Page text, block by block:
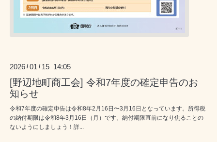
2026 /01 / 15 14:05
[野辺地町商工会] 令和7年度の確定申告のお
知らせ
令和7年度の確定申告は令和8年2月16日〜3月16日となっています。所得税
の納付期限は令和8年3月16日（月）です。納付期限直前になり焦ることの
ないようにしましょう！詳...